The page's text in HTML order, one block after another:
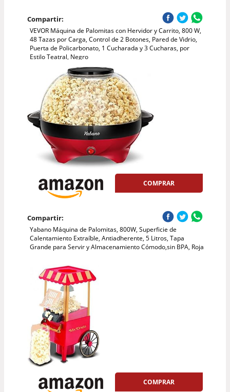
Compartir:
VEVOR Máquina de Palomitas con Hervidor y Carrito, 800 W,
48 Tazas por Carga, Control de 2 Botones, Pared de Vidrio,
Puerta de Policarbonato, 1 Cucharada y 3 Cucharas, por
Estilo Teatral, Negro
COMPRAR
Compartir:
Yabano Máquina de Palomitas, 800W, Superficie de
Calentamiento Extraíble, Antiadherente, 5 Litros, Tapa
Grande para Servir y Almacenamiento Cómodo,sin BPA, Roja
COMPRAR